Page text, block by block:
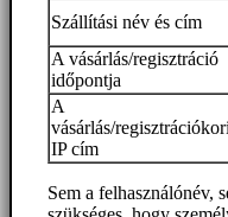
Szállítási név és cím
A vásárlás/regisztráció
időpontja
A
vásárlás/
IP cím
Sem a felhasználónév,